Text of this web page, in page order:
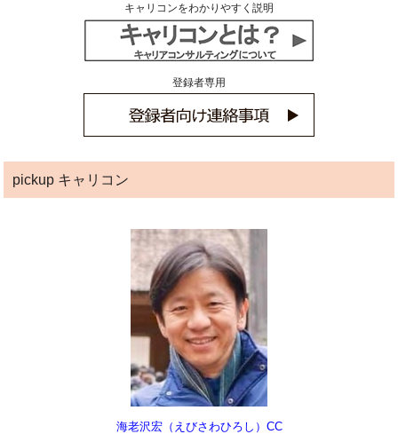
キャリコンをわかりやすく説明
登録者専用
pickup キャリコン
海老沢宏（えびさわひろし）CC